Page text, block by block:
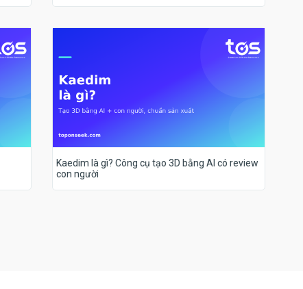
Kaedim là gì? Công cụ tạo 3D bằng AI có review
con người